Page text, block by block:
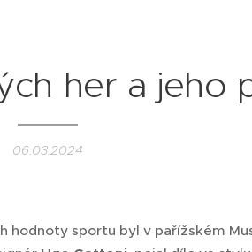
her a jeho
06.03.2024
hodnoty sportu byl v pařížském